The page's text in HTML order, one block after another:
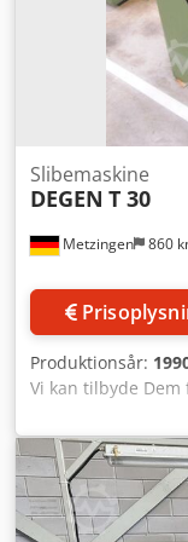
Metzingen 860
Slibemaskine
DEGEN T 30
Produktionsår:
Vi kan tilbyde
forbehold for
Manuel
udstøderstifter
slæden: ca. 200
Slibeskivens